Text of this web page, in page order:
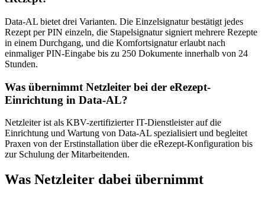
Data-AL bietet drei Varianten. Die Einzelsignatur bestätigt jedes
Rezept per PIN einzeln, die Stapelsignatur signiert mehrere Rezepte
in einem Durchgang, und die Komfortsignatur erlaubt nach
einmaliger PIN-Eingabe bis zu 250 Dokumente innerhalb von 24
Stunden.
Was übernimmt Netzleiter bei der eRezept-
Einrichtung in Data-AL?
Netzleiter ist als KBV-zertifizierter IT-Dienstleister auf die
Einrichtung und Wartung von Data-AL spezialisiert und begleitet
Praxen von der Erstinstallation über die eRezept-Konfiguration bis
zur Schulung der Mitarbeitenden.
Was Netzleiter dabei übernimmt